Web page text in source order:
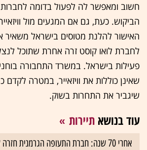
חשוב ומאפשר לה לפעול בדומה
הביקוש. כעת, גם אם המגעים מול
האישור להלנת מטוסים בישראל
לחברת לואו קוסט זרה אחרת שתוכל
פעילות בישראל. במשרד התחבורה
שאינן כוללות את וויזאייר, במטרה
שיגביר את התחרות בשוק.
עוד בנושא תיירות
אחרי 70 שנה: חברת התעופה הגרמנית חזרה לישראל